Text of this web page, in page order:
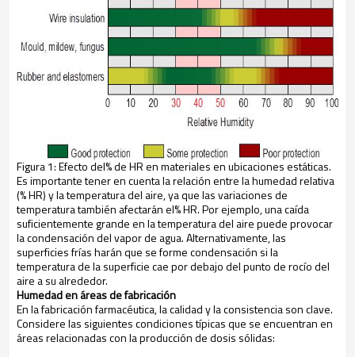
Figura 1: Efecto del% de HR en materiales en ubicaciones estáticas.
Es importante tener en cuenta la relación entre la humedad relativa
(% HR) y la temperatura del aire, ya que las variaciones de
temperatura también afectarán el% HR. Por ejemplo, una caída
suficientemente grande en la temperatura del aire puede provocar
la condensación del vapor de agua. Alternativamente, las
superficies frías harán que se forme condensación si la
temperatura de la superficie cae por debajo del punto de rocío del
aire a su alrededor.
Humedad en áreas de fabricación
En la fabricación farmacéutica, la calidad y la consistencia son clave.
Considere las siguientes condiciones típicas que se encuentran en
áreas relacionadas con la producción de dosis sólidas: